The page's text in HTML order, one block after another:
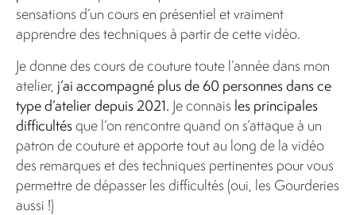
sensations d’un cours en présentiel et vraiment
apprendre des techniques à partir de cette vidéo.
Je donne des cours de couture toute l’année dans mon
atelier, j’ai accompagné plus de 60 personnes dans ce
type d’atelier depuis 2021. Je connais les principales
difficultésque l’on rencontre quand on s’attaque à un
patron de couture et apporte tout au long de la vidéo
des remarques et des techniques pertinentes pour vous
permettre de dépasser les difficultés (oui, les Gourderies
aussi !)